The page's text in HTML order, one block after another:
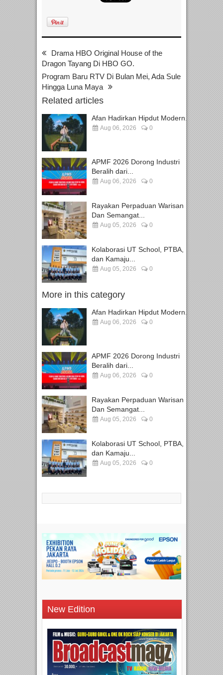
Drama HBO Original House of the
Dragon Tayang Di HBO GO.
Program Baru RTV Di Bulan Mei, Ada Sule
Hingga Luna Maya
Related articles
Afan Hadirkan Hipdut Modern...
Aug 06, 2026 0
APMF 2026 Dorong Industri
Beralih dari...
Aug 06, 2026 0
Rayakan Perpaduan Warisan
Dan Semangat...
Aug 05, 2026 0
Kolaborasi UT School, PTBA,
dan Kamaju...
Aug 05, 2026 0
More in this category
Afan Hadirkan Hipdut Modern...
Aug 06, 2026 0
APMF 2026 Dorong Industri
Beralih dari...
Aug 06, 2026 0
Rayakan Perpaduan Warisan
Dan Semangat...
Aug 05, 2026 0
Kolaborasi UT School, PTBA,
dan Kamaju...
Aug 05, 2026 0
New Edition